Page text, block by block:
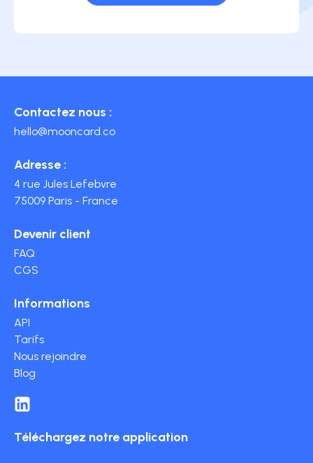
Contactez nous :
hello@mooncard.co
Adresse :
4 rue Jules Lefebvre
75009 Paris - France
Devenir client
FAQ
CGS
Informations
API
Tarifs
Nous rejoindre
Blog
Téléchargez notre application